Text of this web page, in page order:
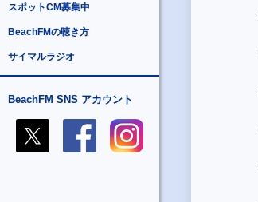
スポットCM募集中
BeachFMの聴き方
サイマルラジオ
BeachFM SNS アカウント